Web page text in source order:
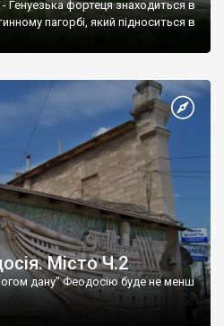
Генуезька фортеця знаходиться в
пагорбі, який підноситься в
Місто Ч.2
дану" Феодосію буде не менш